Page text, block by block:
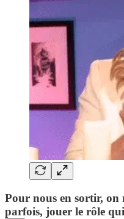
Pour nous en sortir, on
parfois, jouer le rôle